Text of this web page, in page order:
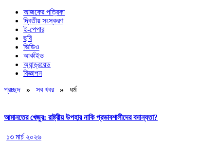
আজকের পত্রিকা
দ্বিতীয় সংস্করণ
ই-পেপার
ছবি
ভিডিও
আর্কাইভ
অ্যান্ড্রয়েড
বিজ্ঞাপন
প্রচ্ছদ
» সব খবর » ধর্ম
আমানতের খেজুর: রাষ্ট্রীয় উপহার নাকি প্রভাবশালীদের বদান্যতা?
১৩ মার্চ ২০২৬